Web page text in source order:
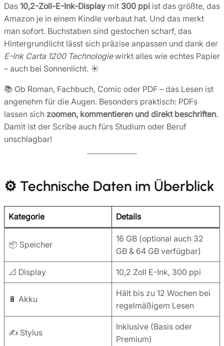
Das 10,2-Zoll-E-Ink-Display mit 300 ppi ist das größte, das
Amazon je in einem Kindle verbaut hat. Und das merkt
man sofort. Buchstaben sind gestochen scharf, das
Hintergrundlicht lässt sich präzise anpassen und dank der
E-Ink Carta 1200 Technologiewirkt alles wie echtes Papier
– auch bei Sonnenlicht. ☀️
📚 Ob Roman, Fachbuch, Comic oder PDF – das Lesen ist
angenehm für die Augen. Besonders praktisch: PDFs
lassen sich zoomen, kommentieren und direkt beschriften.
Damit ist der Scribe auch fürs Studium oder Beruf
unschlagbar!
⚙️ Technische Daten im Überblick
Kategorie Details
📦 Speicher
16 GB (optional auch 32
GB & 64 GB verfügbar)
📐 Display 10,2 Zoll E-Ink, 300 ppi
🔋 Akku
Hält bis zu 12 Wochen bei
regelmäßigem Lesen
✍️ Stylus
Inklusive (Basis oder
Premium)